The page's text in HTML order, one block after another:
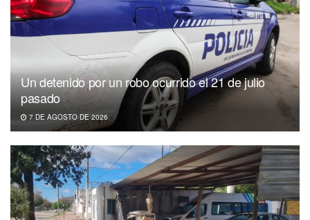
Un detenido por un robo ocurrido el 21 de julio
pasado
7 DE AGOSTO DE 2026